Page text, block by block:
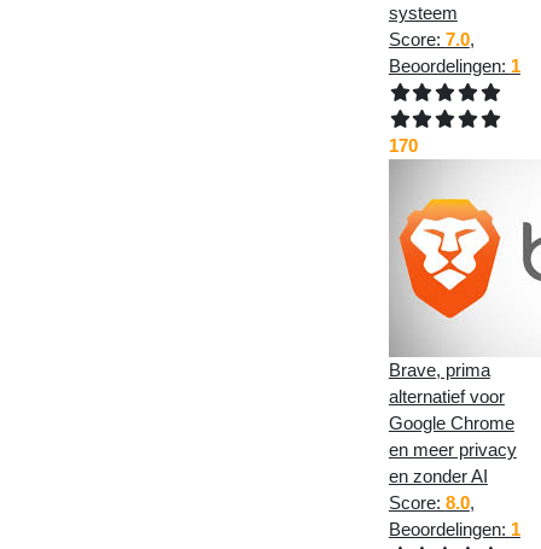
systeem
Score: 7.0,
Beoordelingen: 1
170
Brave, prima
alternatief voor
Google Chrome
en meer privacy
en zonder AI
Score: 8.0,
Beoordelingen: 1